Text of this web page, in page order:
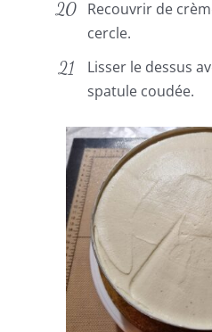
Recouvrir de
cercle.
Lisser le dessus
spatule coudée.